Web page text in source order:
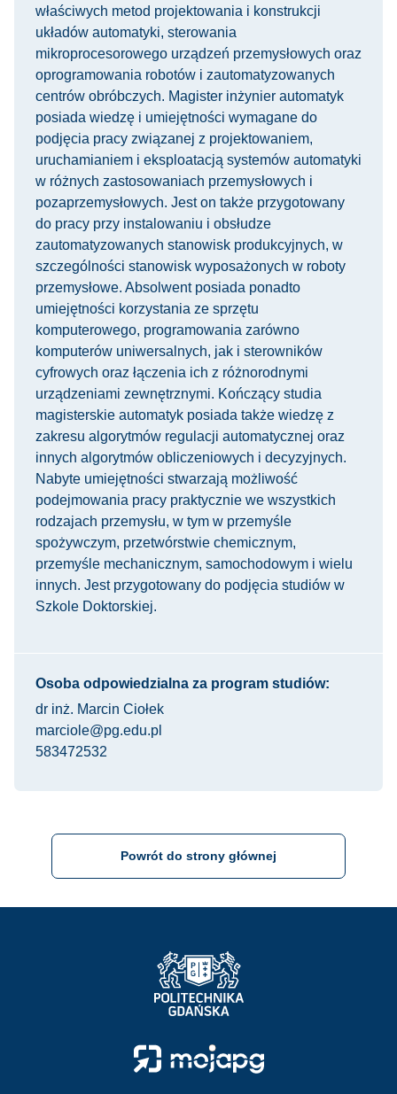
właściwych metod projektowania i konstrukcji
układów automatyki, sterowania
mikroprocesorowego urządzeń przemysłowych oraz
oprogramowania robotów i zautomatyzowanych
centrów obróbczych. Magister inżynier automatyk
posiada wiedzę i umiejętności wymagane do
podjęcia pracy związanej z projektowaniem,
uruchamianiem i eksploatacją systemów automatyki
w różnych zastosowaniach przemysłowych i
pozaprzemysłowych. Jest on także przygotowany
do pracy przy instalowaniu i obsłudze
zautomatyzowanych stanowisk produkcyjnych, w
szczególności stanowisk wyposażonych w roboty
przemysłowe. Absolwent posiada ponadto
umiejętności korzystania ze sprzętu
komputerowego, programowania zarówno
komputerów uniwersalnych, jak i sterowników
cyfrowych oraz łączenia ich z różnorodnymi
urządzeniami zewnętrznymi. Kończący studia
magisterskie automatyk posiada także wiedzę z
zakresu algorytmów regulacji automatycznej oraz
innych algorytmów obliczeniowych i decyzyjnych.
Nabyte umiejętności stwarzają możliwość
podejmowania pracy praktycznie we wszystkich
rodzajach przemysłu, w tym w przemyśle
spożywczym, przetwórstwie chemicznym,
przemyśle mechanicznym, samochodowym i wielu
innych. Jest przygotowany do podjęcia studiów w
Szkole Doktorskiej.
Osoba odpowiedzialna za program studiów:
dr inż. Marcin Ciołek
marciole@pg.edu.pl
583472532
Powrót do strony głównej
Strona Główna - Politechnika Gdańska
Strona Główna - Moja PG